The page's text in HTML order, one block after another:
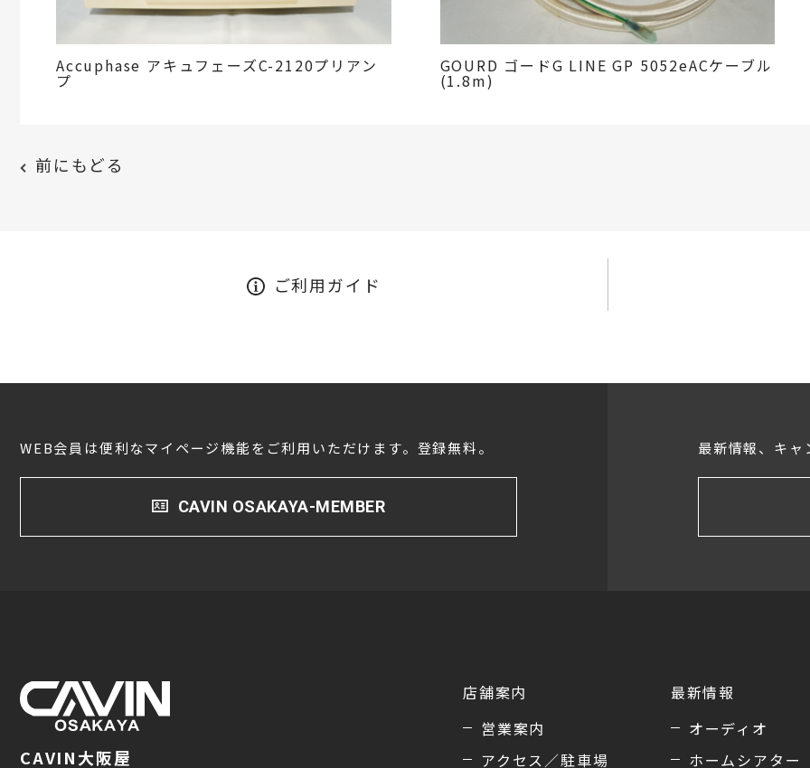
Accuphase アキュフェーズC-2120プリアン
プ
GOURD ゴードG LINE GP 5052eACケーブル
(1.8m)
前にもどる
ご利用ガイド
WEB会員は便利なマイページ機能をご利用いただけます。登録無料。
CAVIN OSAKAYA-MEMBER
最新情報、キ
CAVIN大阪屋
店舗案内
営業案内
アクセス／駐車場
最新情報
オーディオ
ホームシアター